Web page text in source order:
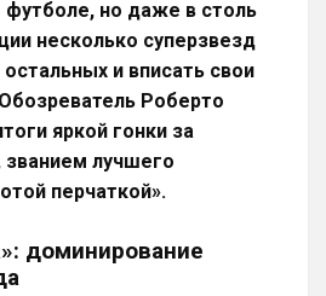
но даже в столь
несколько суперзвезд
и вписать свои
Роберто
яркой гонки за
званием лучшего
перчаткой».
доминирование